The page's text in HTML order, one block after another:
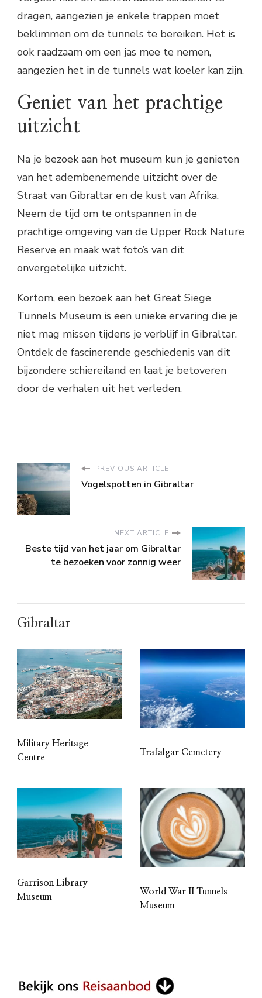
dragen, aangezien je enkele trappen moet
beklimmen om de tunnels te bereiken. Het is
ook raadzaam om een jas mee te nemen,
aangezien het in de tunnels wat koeler kan zijn.
Geniet van het prachtige
uitzicht
Na je bezoek aan het museum kun je genieten
van het adembenemende uitzicht over de
Straat van Gibraltar en de kust van Afrika.
Neem de tijd om te ontspannen in de
prachtige omgeving van de Upper Rock Nature
Reserve en maak wat foto’s van dit
onvergetelijke uitzicht.
Kortom, een bezoek aan het Great Siege
Tunnels Museum is een unieke ervaring die je
niet mag missen tijdens je verblijf in Gibraltar.
Ontdek de fascinerende geschiedenis van dit
bijzondere schiereiland en laat je betoveren
door de verhalen uit het verleden.
PREVIOUS ARTICLE
Vogelspotten in Gibraltar
NEXT ARTICLE
Beste tijd van het jaar om Gibraltar
te bezoeken voor zonnig weer
Gibraltar
Military Heritage
Centre
Trafalgar Cemetery
Garrison Library
Museum
World War II Tunnels
Museum